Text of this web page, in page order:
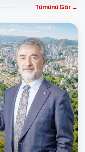
Tümünü Gör →